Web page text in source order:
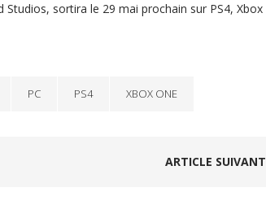
sortira le 29 mai prochain sur PS4, Xbox
PC PS4 XBOX ONE
ARTICLE SUIVANT